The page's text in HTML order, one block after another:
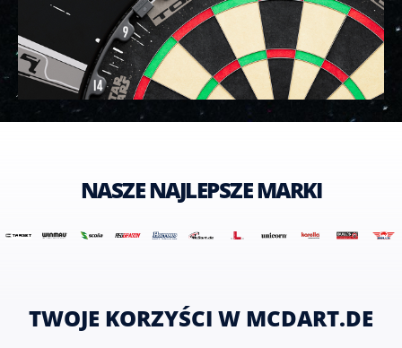
NASZE NAJLEPSZE MARKI
TWOJE KORZYŚCI W MCDART.DE